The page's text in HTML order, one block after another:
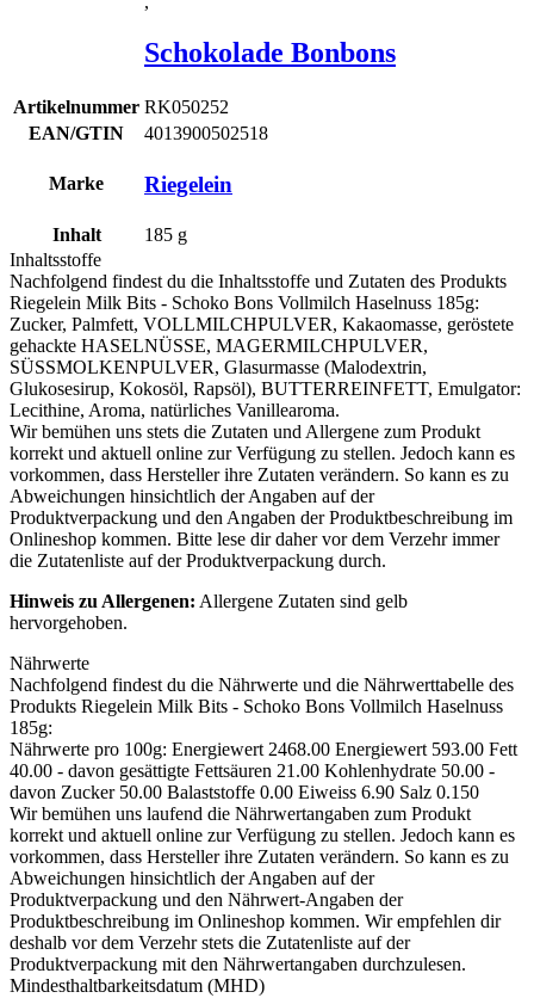
Schokolade Bonbons
Artikelnummer RK050252
EAN/GTIN
4013900502518
Marke Riegelein
Inhalt 185 g
Inhaltsstoffe
Nachfolgend findest du die Inhaltsstoffe und Zutaten des Produkts
Riegelein Milk Bits - Schoko Bons Vollmilch Haselnuss 185g:
Zucker, Palmfett, VOLLMILCHPULVER, Kakaomasse, geröstete
gehackte HASELNÜSSE, MAGERMILCHPULVER,
SÜSSMOLKENPULVER, Glasurmasse (Malodextrin,
Glukosesirup, Kokosöl, Rapsöl), BUTTERREINFETT, Emulgator:
Lecithine, Aroma, natürliches Vanillearoma.
Wir bemühen uns stets die Zutaten und Allergene zum Produkt
korrekt und aktuell online zur Verfügung zu stellen. Jedoch kann es
vorkommen, dass Hersteller ihre Zutaten verändern. So kann es zu
Abweichungen hinsichtlich der Angaben auf der
Produktverpackung und den Angaben der Produktbeschreibung im
Onlineshop kommen. Bitte lese dir daher vor dem Verzehr immer
die Zutatenliste auf der Produktverpackung durch.
Hinweis zu Allergenen: Allergene Zutaten sind gelb
hervorgehoben.
Nährwerte
Nachfolgend findest du die Nährwerte und die Nährwerttabelle des
Produkts Riegelein Milk Bits - Schoko Bons Vollmilch Haselnuss
185g:
Nährwerte pro 100g: Energiewert 2468.00 Energiewert 593.00 Fett
40.00 - davon gesättigte Fettsäuren 21.00 Kohlenhydrate 50.00 -
davon Zucker 50.00 Balaststoffe 0.00 Eiweiss 6.90 Salz 0.150
Wir bemühen uns laufend die Nährwertangaben zum Produkt
korrekt und aktuell online zur Verfügung zu stellen. Jedoch kann es
vorkommen, dass Hersteller ihre Zutaten verändern. So kann es zu
Abweichungen hinsichtlich der Angaben auf der
Produktverpackung und den Nährwert-Angaben der
Produktbeschreibung im Onlineshop kommen. Wir empfehlen dir
deshalb vor dem Verzehr stets die Zutatenliste auf der
Produktverpackung mit den Nährwertangaben durchzulesen.
Mindesthaltbarkeitsdatum (MHD)